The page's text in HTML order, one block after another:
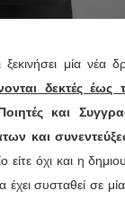
ξεκινήσει μία νέα
δεκτές έως
και
και
όχι και η
έχει συσταθεί σε